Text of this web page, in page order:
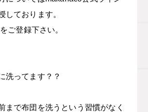
しております。
ご登録下さい。
洗ってます？？
まで布団を洗うという習慣がなく